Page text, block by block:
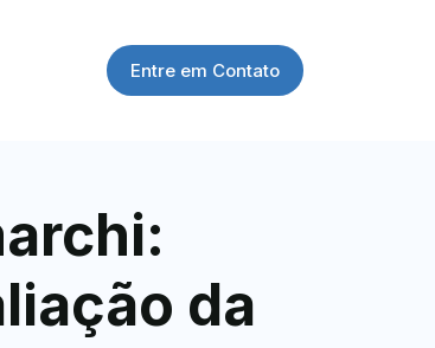
Entre em Contato
da